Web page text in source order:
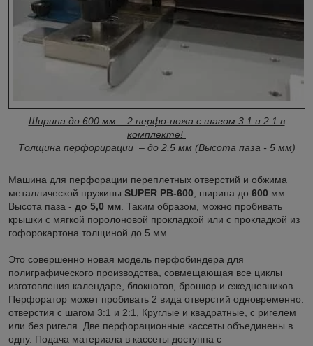
Ширина до 600 мм. 2 перфо-ножа с шагом 3:1 и 2:1 в
комплекте!
Толщина перфорирации – до 2,5 мм (Высота паза - 5 мм)
Машина для перфорации переплетных отверстий и обжима
металлической пружины SUPER PB-600, ширина до 600 мм.
Высота паза - до 5,0 мм. Таким образом, можно пробивать
крышки с мягкой поролоновой прокладкой или с прокладкой из
гофорокартона толщиной до 5 мм
Это совершенно новая модель перфобиндера для
полиграфического производства, совмещающая все циклы
изготовления календаре, блокнотов, брошюр и ежедневников.
Перфоратор может пробивать 2 вида отверстий одновременно:
отверстия с шагом 3:1 и 2:1, Круглые и квадратные, с ригелем
или без ригеля. Две перфорационные кассеты объединены в
одну. Подача материала в кассеты доступна с